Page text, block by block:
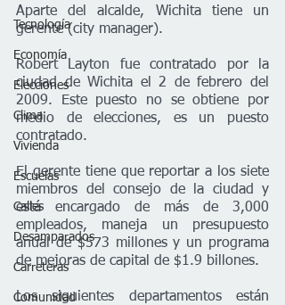
Tecnología
Economía
Elecciones
Clima
Vivienda
Escuelas
Calles
Desamparados
Carreteras
Comunidad
Aparte del alcalde, Wichita tiene un
gerente (city manager).
Robert Layton fue contratado por la
ciudad de Wichita el 2 de febrero del
2009. Este puesto no se obtiene por
medio de elecciones, es un puesto
contratado.
El gerente tiene que reportar a los siete
miembros del consejo de la ciudad y
está encargado de más de 3,000
empleados, maneja un presupuesto
anual de $573 millones y un programa
de mejoras de capital de $1.9 billones.
Los siguientes departamentos están